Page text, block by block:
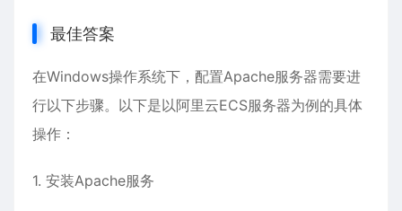
最佳答案
在Windows操作系统下，配置Apache服务器需要进
行以下步骤。以下是以阿里云ECS服务器为例的具体
操作：
1. 安装Apache服务